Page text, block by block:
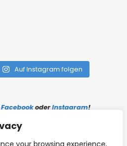
your browsing experience,
Auf Instagram folgen
FacebookoderInstagram!